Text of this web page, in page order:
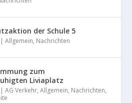
der Schule 5
|Allgemein, Nachrichten
zum
Liviaplatz
|AG Verkehr,Allgemein, Nachrichten,